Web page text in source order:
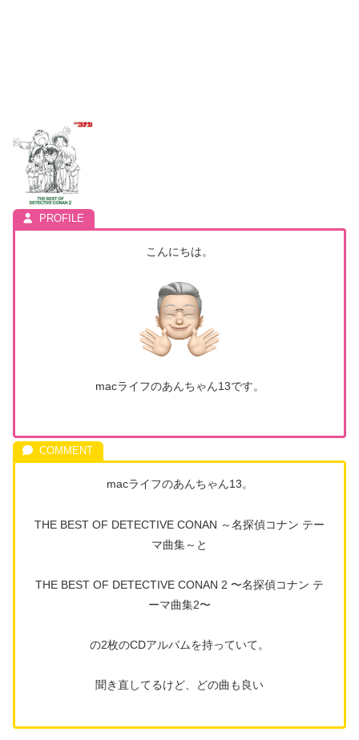
こんにちは。
macライフのあんちゃん13です。
macライフのあんちゃん13。
THE BEST OF DETECTIVE CONAN ～名探偵コナン テー
マ曲集～と
THE BEST OF DETECTIVE CONAN 2 〜名探偵コナン テ
ーマ曲集2〜
の2枚のCDアルバムを持っていて。
聞き直してるけど、どの曲も良い